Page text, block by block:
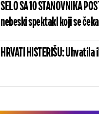
SELO SA 10 STANOVNIKA
nebeski spektakl koji se
HRVATI HISTERIŠU: